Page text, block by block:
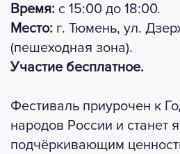
Время: с 15:00 до 18:00.
Место: г. Тюмень, ул.
(пешеходная зона).
Участиебесплатное.
Фестиваль приурочен к
народов России и станет
подчёркивающим